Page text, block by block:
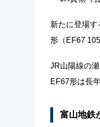
新たに登場
形（EF67
JR山陽線の
EF67形は長
富山地鉄